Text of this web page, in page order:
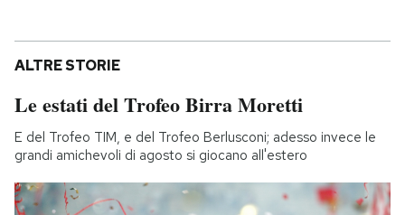
ALTRE STORIE
Le estati del Trofeo Birra Moretti
E del Trofeo TIM, e del Trofeo Berlusconi; adesso invece le
grandi amichevoli di agosto si giocano all'estero